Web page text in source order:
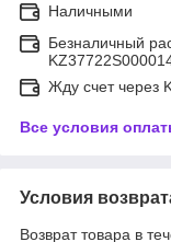
Наличными
Безналичный
Жду счет через
Все условия
Условия
Возврат товара в